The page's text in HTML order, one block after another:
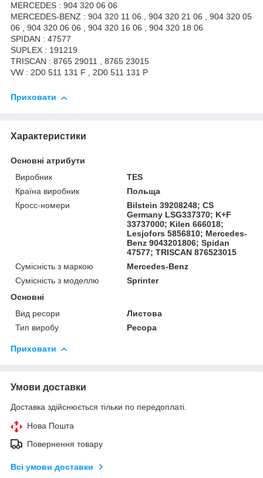
MERCEDES : 904 320 06 06
MERCEDES-BENZ : 904 320 11 06 , 904 320 21 06 , 904 320 05
06 , 904 320 06 06 , 904 320 16 06 , 904 320 18 06
SPIDAN : 47577
SUPLEX : 191219
TRISCAN : 8765 29011 , 8765 23015
VW : 2D0 511 131 F , 2D0 511 131 P
Приховати
Характеристики
Основні атрибути
Виробник
TES
Країна виробник
Польща
Кросс-номери
Bilstein 39208248; CS
Germany LSG337370; K+F
33737000; Kilen 666018;
Lesjofors 5856810; Mercedes-
Benz 9043201806; Spidan
47577; TRISCAN 876523015
Сумісність з маркою
Mercedes-Benz
Сумісність з моделлю
Sprinter
Основні
Вид ресори
Листова
Тип виробу
Ресора
Приховати
Умови доставки
Доставка здійснюється тільки по передоплаті.
Нова Пошта
Повернення товару
Всі умови доставки